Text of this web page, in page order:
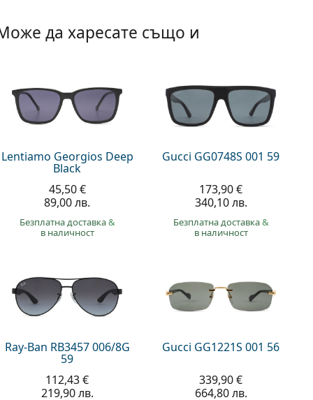
да харесате също и
Lentiamo Georgios Deep
Black
45,50 €
89,00 лв.
Безплатна доставка&
в наличност
Gucci GG0748S 001 59
173,90 €
340,10 лв.
Безплатна доставка&
в наличност
Ray-Ban RB3457 006/8G
59
112,43 €
219,90 лв.
Gucci GG1221S 001 56
339,90 €
664,80 лв.